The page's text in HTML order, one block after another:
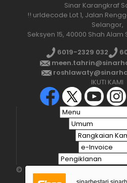
Sinar Karangkraf
!! urldecode Lot 1, Jalan
Selangor,
Seksyen 15, 40000 Shah
6019-2329 032
IKUTI KAMI
© 2026 All Rights Reserved •
Hakcipta Terpelihara •